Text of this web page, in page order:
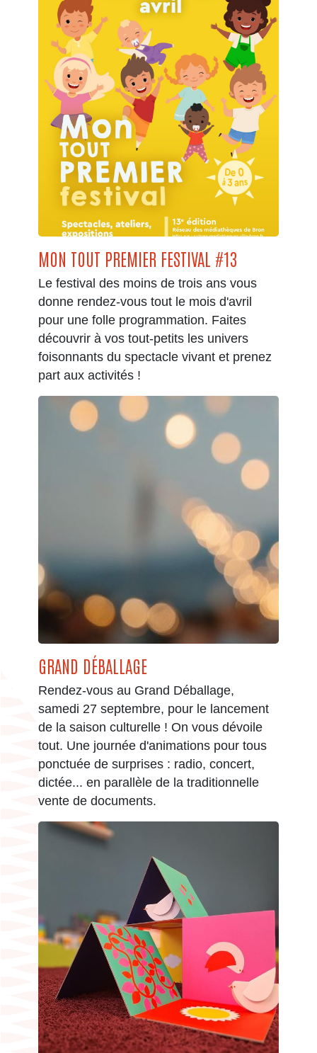
MON TOUT PREMIER FESTIVAL #13
Le festival des moins de trois ans vous
donne rendez-vous tout le mois d'avril
pour une folle programmation. Faites
découvrir à vos tout-petits les univers
foisonnants du spectacle vivant et prenez
part aux activités !
GRAND DÉBALLAGE
Rendez-vous au Grand Déballage,
samedi 27 septembre, pour le lancement
de la saison culturelle ! On vous dévoile
tout. Une journée d'animations pour tous
ponctuée de surprises : radio, concert,
dictée... en parallèle de la traditionnelle
vente de documents.